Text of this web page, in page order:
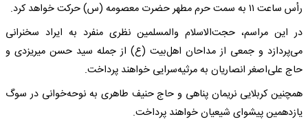
رأس ساعت ۱۱ به سمت حرم مطهر حضرت معصومه (س) حرکت خواهد کرد.
در این مراسم، حجت‌الاسلام والمسلمین نظری منفرد به ایراد سخنرانی
می‌پردازد و جمعی از مداحان اهل‌بیت (ع) از جمله سید حسن میریزدی و
حاج علی‌اصغر انصاریان به مرثیه‌سرایی خواهند پرداخت.
همچنین کربلایی نریمان پناهی و حاج حنیف طاهری به نوحه‌خوانی در سوگ
یازدهمین پیشوای شیعیان خواهند پرداخت.